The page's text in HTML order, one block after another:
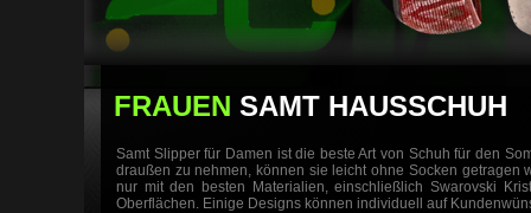
FRAUEN SAMT HAUSSCHUH
Samt Slipper für Damen ist die beste Art von Schuh für den
draußen zu nehmen, können sie leicht ohne Socken
nur mit den besten Materialien, einschließlich Swarovski
Oberflächen. Einige Designs können individuell auf